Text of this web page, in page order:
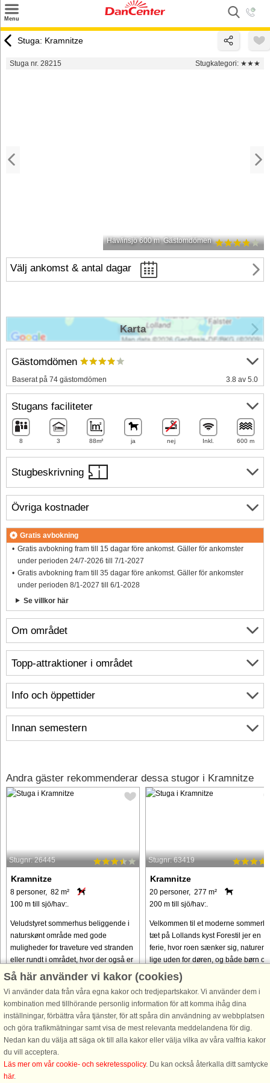
Menu
Tilbud
Stuga: Kramnitze
Stuga nr. 28215 Stugkategori: ★★★
Hav/insjö 600 m Gästomdömen
Välj ankomst & antal dagar
Stugbeskrivning
Om området
Info och öppettider
Innan semestern
Gästomdömen
Baserat på 74 gästomdömen 3.8 av 5.0
Stugans faciliteter
8 3 88m² ja nej Inkl. 600 m
Övriga kostnader
Gratis avbokning
Gratis avbokning fram till 15 dagar före ankomst. Gäller för ankomster
under perioden 24/7-2026 till 7/1-2027
Gratis avbokning fram till 35 dagar före ankomst. Gäller för ankomster
under perioden 8/1-2027 till 6/1-2028
Se villkor här
Karta
Topp-attraktioner i området
Andra gäster rekommenderar dessa stugor i Kramnitze
Stugnr: 26445
Kramnitze
8 personer, 82 m²
100 m till sjö/hav:.
Veludstyret sommerhus beliggende i
naturskønt område med gode
muligheder for traveture ved stranden
eller rundt i området, hvor der også er
rig mulighed for at se både rådyr,
Overdækketterrasse ...
från 3.700 SEK
Stugnr: 63419
Kramnitze
20 personer, 277 m²
200 m till sjö/hav:.
Velkommen til et moderne
tæt på Lollands kyst Forestil jer en
ferie, hvor roen sænker sig, naturen
lige uden for døren, og både børn og
voksne finder plads til afslapning og
samvær. Kun 200 ...
från 23.081 SEK
Så här använder vi kakor (cookies)
Vi använder data från våra egna kakor och tredjepartskakor. Vi använder dem i
kombination med tillhörande personlig information för att komma ihåg dina
inställningar, förbättra våra tjänster, för att spåra din användning av webbplatsen
och göra trafikmätningar samt visa de mest relevanta meddelandena för dig.
Nedan kan du välja att säga ok till alla kakor eller välja vilka av våra valfria kakor
du vill acceptera.
Läs mer om vår cookie- och sekretesspolicy. Du kan också återkalla ditt samtycke
här.